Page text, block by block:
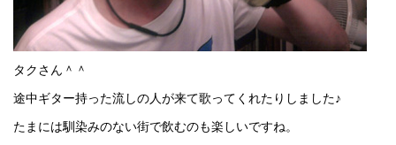
タクさん＾＾
途中ギター持った流しの人が来て歌ってくれたりしました♪
たまには馴染みのない街で飲むのも楽しいですね。